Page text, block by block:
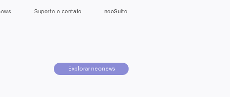
Explorar neonews
Suporte e contato neoSuite